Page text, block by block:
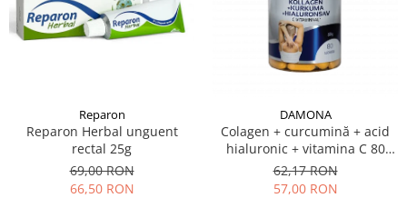
Reparon
Reparon Herbal unguent
rectal 25g
69,00 RON
66,50 RON
DAMONA
Colagen + curcumină + acid
hialuronic + vitamina C 80
tabl.
62,17 RON
57,00 RON